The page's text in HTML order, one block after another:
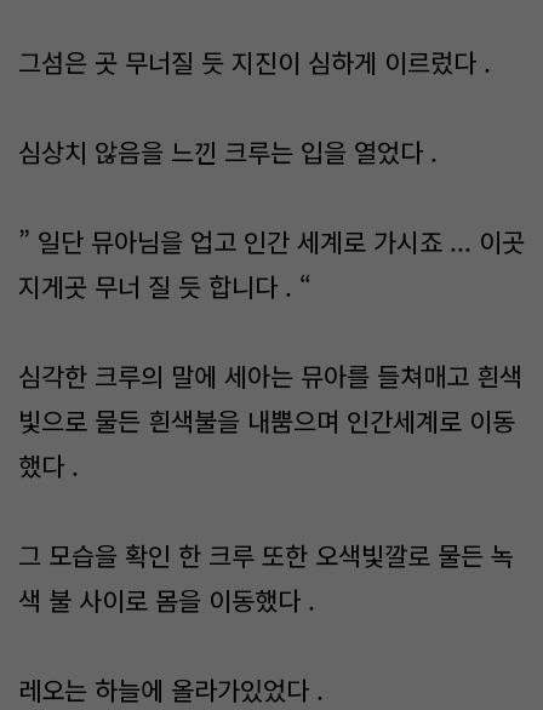
그섬은 곳 무너질 듯 지진이 심하게 이르렀다 .
심상치 않음을 느낀 크루는 입을 열었다 .
” 일단 뮤아님을 업고 인간 세계로 가시죠 ... 이곳
지게곳 무너 질 듯 합니다 . “
심각한 크루의 말에 세아는 뮤아를 들쳐매고 흰색
빛으로 물든 흰색불을 내뿜으며 인간세계로 이동
했다 .
그 모습을 확인 한 크루 또한 오색빛깔로 물든 녹
색 불 사이로 몸을 이동했다 .
레오는 하늘에 올라가있었다 .